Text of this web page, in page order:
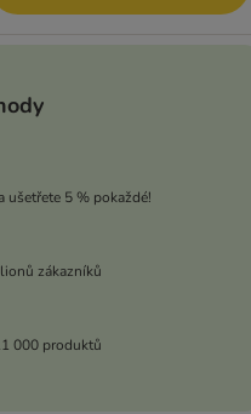
5 % pokaždé!
zákazníků
000 produktů